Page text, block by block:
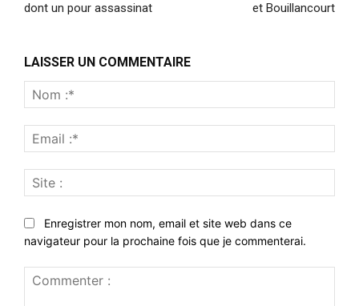
dont un pour assassinat
et Bouillancourt
LAISSER UN COMMENTAIRE
:*
:*
:
Enregistrer mon nom, email et site web dans ce
navigateur pour la prochaine fois que je commenterai.